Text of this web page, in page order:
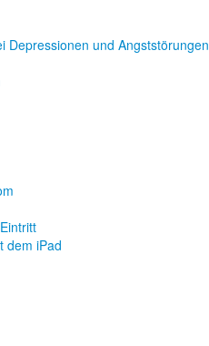
Depressionen und Angststörungen
dem iPad